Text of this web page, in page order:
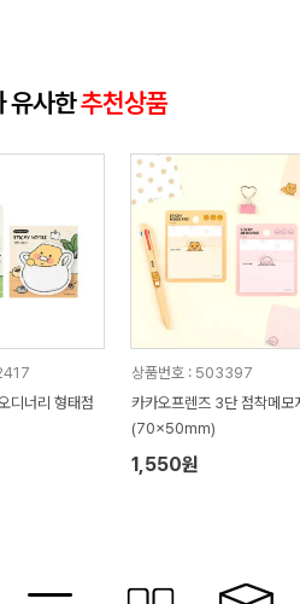
유사한추천상품
디너리 형태점
상품번호 : 503397
카카오프렌즈 3단 점착메모
(70x50mm)
1,550원